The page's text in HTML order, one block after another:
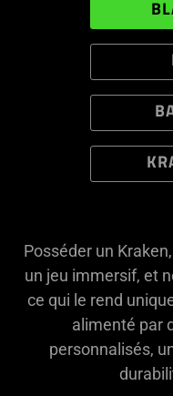
Posséder un
un jeu immersif, et
ce qui le rend
alimenté par
personnalisés,